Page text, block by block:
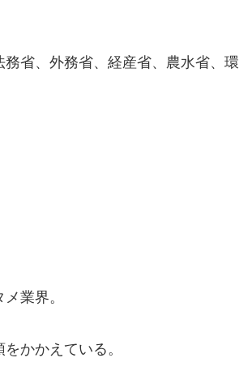
務省、外務省、経産省、農水省、環
業界。
をかかえている。